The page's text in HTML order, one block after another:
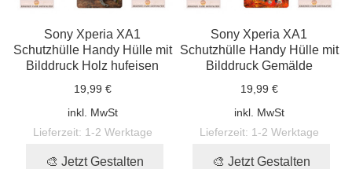
Sony Xperia XA1
Schutzhülle Handy Hülle mit
Bilddruck Holz hufeisen
19,99 €
inkl. MwSt
Lieferzeit: 1-2 Werktage
🎨 Jetzt Gestalten
Sony Xperia XA1
Schutzhülle Handy Hülle mit
Bilddruck Gemälde
19,99 €
inkl. MwSt
Lieferzeit: 1-2 Werktage
🎨 Jetzt Gestalten